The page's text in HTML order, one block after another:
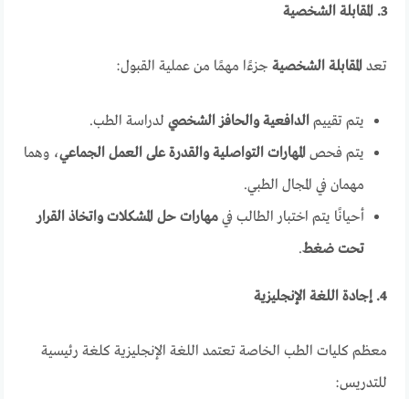
3. المقابلة الشخصية
تعدالمقابلة الشخصية جزءًا مهمًا من عملية القبول:
يتم تقييمالدافعية والحافز الشخصي لدراسة الطب.
يتم فحصالمهارات التواصلية والقدرة على العمل الجماعي، وهما
مهمان في المجال الطبي.
أحيانًا يتم اختبار الطالب فيمهارات حل المشكلات واتخاذ القرار
تحت ضغط.
4. إجادة اللغة الإنجليزية
معظم كليات الطب الخاصة تعتمد اللغة الإنجليزية كلغة رئيسية
للتدريس: